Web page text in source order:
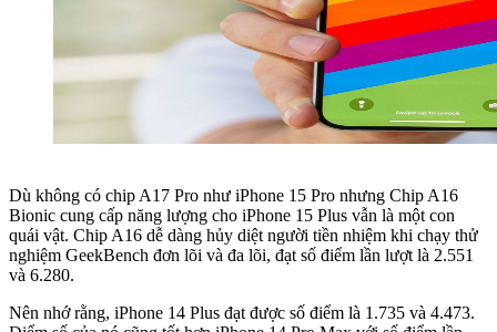
Dù không có chip A17 Pro như iPhone 15 Pro nhưng Chip A16
Bionic cung cấp năng lượng cho iPhone 15 Plus vẫn là một con
quái vật. Chip A16 dễ dàng hủy diệt người tiền nhiệm khi chạy thử
nghiệm GeekBench đơn lõi và đa lõi, đạt số điểm lần lượt là 2.551
và 6.280.
Nên nhớ rằng, iPhone 14 Plus đạt được số điểm là 1.735 và 4.473.